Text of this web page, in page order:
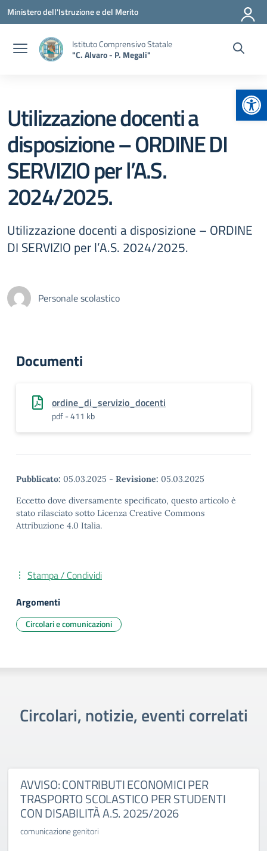
Vai ai contenuti
Vai al menu di navigazione
Vai al footer
Ministero dell'Istruzione e del Merito
Istituto Comprensivo Statale
"C. Alvaro - P. Megali"
Utilizzazione docenti a
disposizione – ORDINE DI
SERVIZIO per l’A.S.
2024/2025.
Utilizzazione docenti a disposizione – ORDINE
DI SERVIZIO per l’A.S. 2024/2025.
Personale scolastico
Documenti
ordine_di_servizio_docenti
pdf - 411 kb
Pubblicato: 05.03.2025 - Revisione: 05.03.2025
Eccetto dove diversamente specificato, questo articolo è
stato rilasciato sotto Licenza Creative Commons
Attribuzione 4.0 Italia.
Stampa / Condividi
Argomenti
Circolari e comunicazioni
Circolari, notizie, eventi correlati
AVVISO: CONTRIBUTI ECONOMICI PER
TRASPORTO SCOLASTICO PER STUDENTI
CON DISABILITÀ A.S. 2025/2026
comunicazione genitori